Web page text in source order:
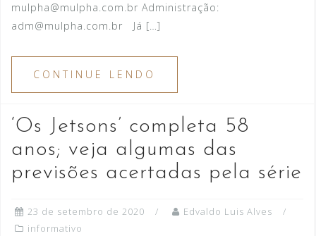
mulpha@mulpha.com.br Administração:
adm@mulpha.com.br Já […]
CONTINUE LENDO
‘Os Jetsons’ completa 58
anos; veja algumas das
previsões acertadas pela série
23 de setembro de 2020
Edvaldo Luis Alves
informativo